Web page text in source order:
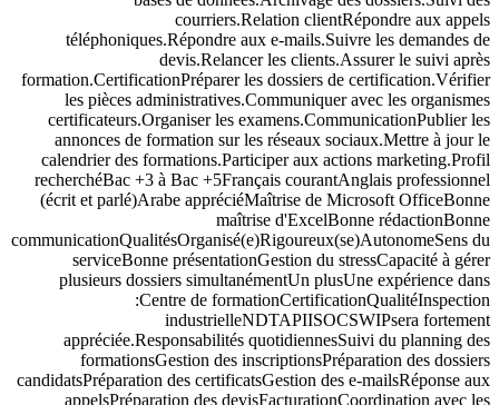
courriers.Relation clientRépondre aux appels
téléphoniques.Répondre aux e-mails.Suivre les demandes de
devis.Relancer les clients.Assurer le suivi après
formation.CertificationPréparer les dossiers de certification.Vérifier
les pièces administratives.Communiquer avec les organismes
certificateurs.Organiser les examens.CommunicationPublier les
annonces de formation sur les réseaux sociaux.Mettre à jour le
calendrier des formations.Participer aux actions marketing.Profil
recherchéBac +3 à Bac +5Français courantAnglais professionnel
(écrit et parlé)Arabe appréciéMaîtrise de Microsoft OfficeBonne
maîtrise d'ExcelBonne rédactionBonne
communicationQualitésOrganisé(e)Rigoureux(se)AutonomeSens du
serviceBonne présentationGestion du stressCapacité à gérer
plusieurs dossiers simultanémentUn plusUne expérience dans
:Centre de formationCertificationQualitéInspection
industrielleNDTAPIISOCSWIPsera fortement
appréciée.Responsabilités quotidiennesSuivi du planning des
formationsGestion des inscriptionsPréparation des dossiers
candidatsPréparation des certificatsGestion des e-mailsRéponse aux
appelsPréparation des devisFacturationCoordination avec les